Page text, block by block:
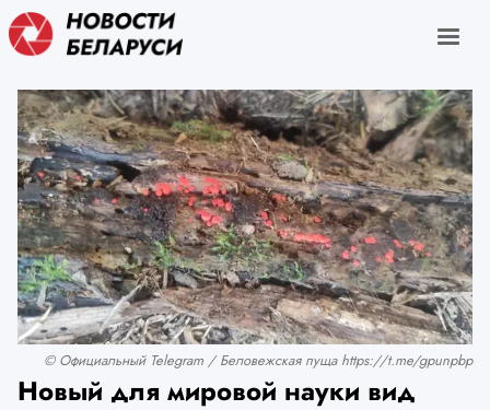
© Официальный Telegram / Беловежская пуща https://t.me/gpunpbp
Новый для мировой науки вид